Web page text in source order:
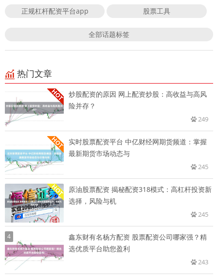
正规杠杆配资平台app 股票工具
全部话题标签
热门文章
炒股配资的原因 网上配资炒股：高收益与高风
险并存？
249
实时股票配资平台 中亿财经网期货频道：掌握
最新期货市场动态与
245
原油股票配资 揭秘配资318模式：高杠杆投资新
选择，风险与机
245
4
鑫东财有名杨方配资 股票配资公司哪家强？精
选优质平台助您盈利
243